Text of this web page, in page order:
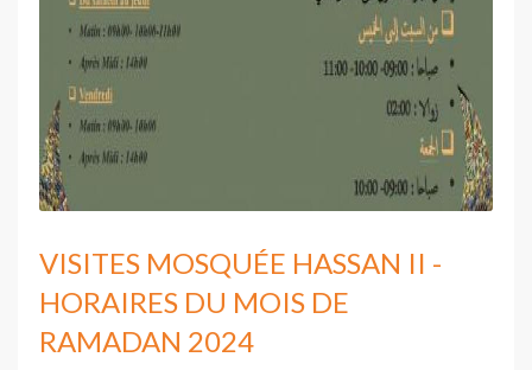
VISITES MOSQUÉE HASSAN II -
HORAIRES DU MOIS DE
RAMADAN 2024